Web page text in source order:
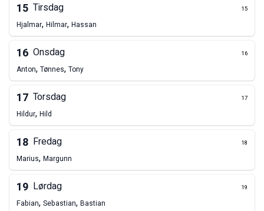
15 Tirsdag 15
Hjalmar, Hilmar, Hassan
16 Onsdag 16
Anton, Tønnes, Tony
17 Torsdag 17
Hildur, Hild
18 Fredag 18
Marius, Margunn
19 Lørdag 19
Fabian, Sebastian, Bastian